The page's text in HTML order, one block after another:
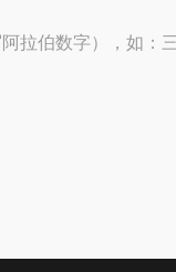
拉伯数字），如：